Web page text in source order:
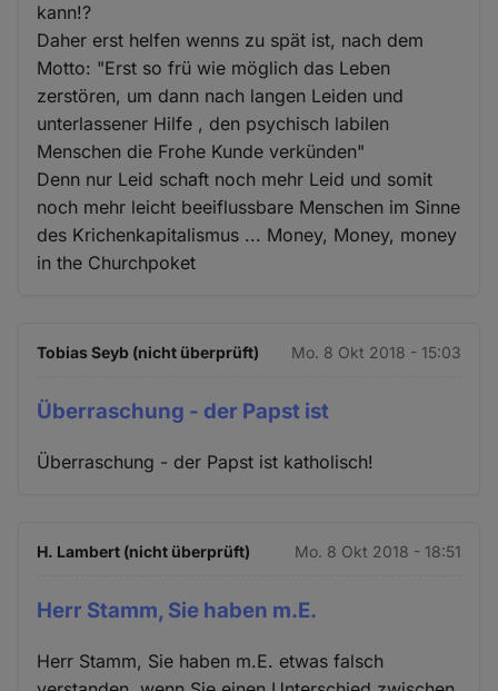
kann!?
Daher erst helfen wenns zu spät ist, nach dem
Motto: "Erst so frü wie möglich das Leben
zerstören, um dann nach langen Leiden und
unterlassener Hilfe , den psychisch labilen
Menschen die Frohe Kunde verkünden"
Denn nur Leid schaft noch mehr Leid und somit
noch mehr leicht beeiflussbare Menschen im Sinne
des Krichenkapitalismus ... Money, Money, money
in the Churchpoket
Tobias Seyb (nicht überprüft) Mo. 8 Okt 2018 - 15:03
Überraschung - der Papst ist
Überraschung - der Papst ist katholisch!
H. Lambert (nicht überprüft) Mo. 8 Okt 2018 - 18:51
Herr Stamm, Sie haben m.E.
Herr Stamm, Sie haben m.E. etwas falsch